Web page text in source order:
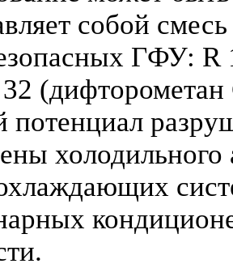
собой
ГФУ: R
потенциал